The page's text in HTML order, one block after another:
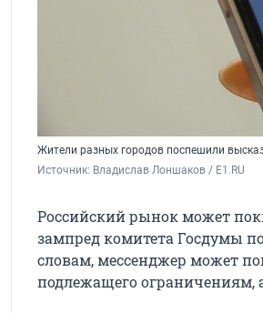
Жители разных городов поспешили
Источник: Владислав Лоншаков / E1.RU
Российский рынок может
зампред комитета Госдумы
словам, мессенджер может
подлежащего ограничениям,